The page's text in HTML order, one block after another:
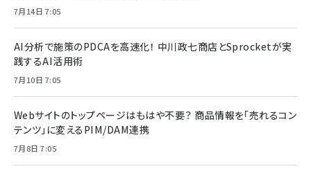
7月14日 7:05
AI分析で施策のPDCAを高速化！ 中川政七商店とSprocketが実
践するAI活用術
7月10日 7:05
Webサイトのトップページはもはや不要？ 商品情報を「売れるコン
テンツ」に変えるPIM/DAM連携
7月8日 7:05